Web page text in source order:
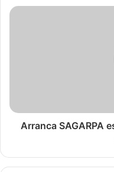
Arranca SAGARPA